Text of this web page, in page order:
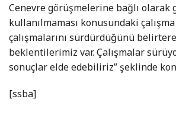
Cenevre görüşmelerine bağlı olarak
kullanılmaması konusundaki
çalışmalarını sürdürdüğünü
beklentilerimiz var. Çalışmalar
sonuçlar elde edebiliriz” şeklinde
[ssba]